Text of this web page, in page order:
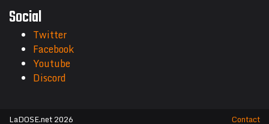
Social
Twitter
Facebook
Youtube
Discord
LaDOSE.net 2026 Contact